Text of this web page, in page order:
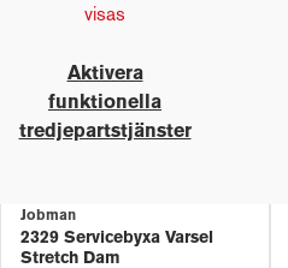
visas
Aktivera
funktionella
tredjepartstjänster
Jobman
2329 Servicebyxa Varsel
Stretch Dam